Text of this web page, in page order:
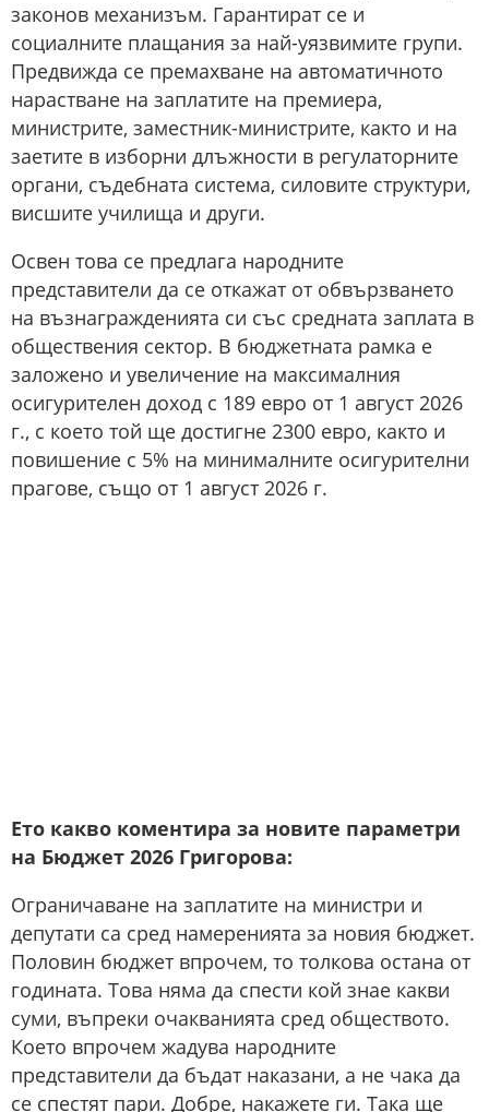
законов механизъм. Гарантират се и
социалните плащания за най-уязвимите групи.
Предвижда се премахване на автоматичното
нарастване на заплатите на премиера,
министрите, заместник-министрите, както и на
заетите в изборни длъжности в регулаторните
органи, съдебната система, силовите структури,
висшите училища и други.
Освен това се предлага народните
представители да се откажат от обвързването
на възнагражденията си със средната заплата в
обществения сектор. В бюджетната рамка е
заложено и увеличение на максималния
осигурителен доход с 189 евро от 1 август 2026
г., с което той ще достигне 2300 евро, както и
повишение с 5% на минималните осигурителни
прагове, също от 1 август 2026 г.
Ето какво коментира за новите параметри
на Бюджет 2026 Григорова:
Ограничаване на заплатите на министри и
депутати са сред намеренията за новия бюджет.
Половин бюджет впрочем, то толкова остана от
годината. Това няма да спести кой знае какви
суми, въпреки очакванията сред обществото.
Което впрочем жадува народните
представители да бъдат наказани, а не чака да
се спестят пари. Добре, накажете ги. Така ще